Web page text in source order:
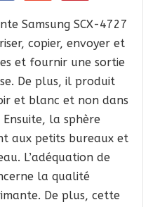
Samsung SCX-4727
copier, envoyer et
et fournir une sortie
De plus, il produit
et blanc et non dans
la sphère
aux petits bureaux et
L’adéquation de
la qualité
De plus, cette